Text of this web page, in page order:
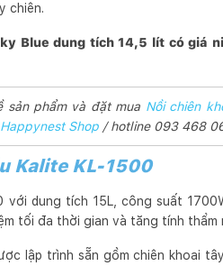
chiên.
Blue dung tích 14,5 lít có giá
sản phẩm và đặt mua Nồi chiên
Happynest Shop / hotline 093 468
Kalite KL-1500
với dung tích 15L, công suất
tối đa thời gian và tăng tính thẩm
lập trình sẵn gồm chiên khoai